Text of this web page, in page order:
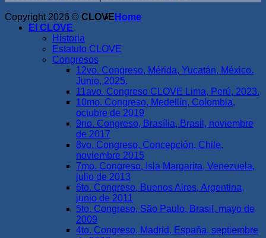
Copyright 2026 © CLOVE Home
El CLOVE
Historia
Estatuto CLOVE
Congresos
12vo. Congreso, Mérida, Yucatán, México.
Junio, 2025.
11avo. Congreso CLOVE Lima, Perú, 2023.
10mo. Congreso, Medellín, Colombia,
octubre de 2019
9no. Congreso, Brasília, Brasil, noviembre
de 2017
8vo. Congreso, Concepción, Chile,
noviembre 2015
7mo. Congreso, Isla Margarita, Venezuela,
julio de 2013
6to. Congreso, Buenos Aires, Argentina,
junio de 2011
5to. Congreso, São Paulo, Brasil, mayo de
2009
4to. Congreso, Madrid, España, septiembre